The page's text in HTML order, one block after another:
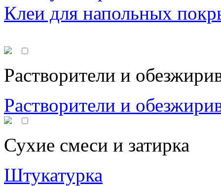
Клеи для напольных
Растворители и
Растворители и
Сухие смеси и затирка
Штукатурка